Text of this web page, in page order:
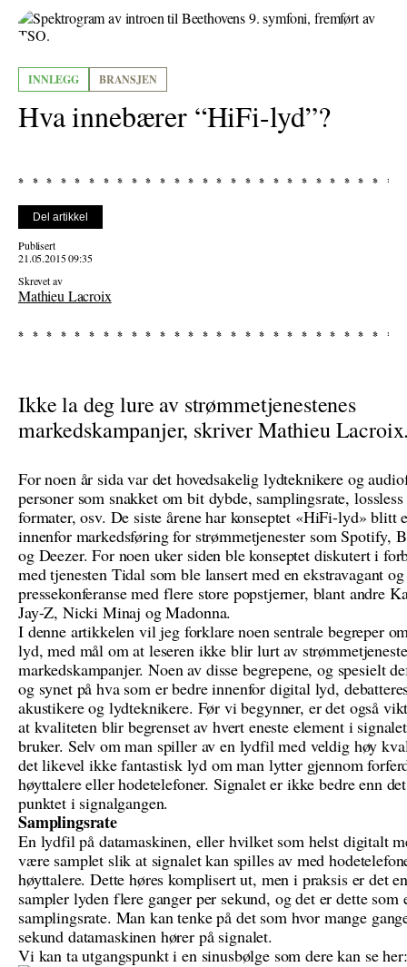
INNLEGG BRANSJEN
Hva innebærer “HiFi-lyd”?
Del artikkel
Publisert
21.05.2015 09:35
Skrevet av
Mathieu Lacroix
Ikke la deg lure av strømmetjenestenes
markedskampanjer, skriver Mathieu
For noen år sida var det hovedsakelig lydteknikere og
personer som snakket om bit dybde, samplingsrate,
formater, osv. De siste årene har konseptet «HiFi-lyd» blitt
innenfor markedsføring for strømmetjenester som Spotify,
og Deezer. For noen uker siden ble konseptet diskutert i
med tjenesten Tidal som ble lansert med en ekstravagant
pressekonferanse med flere store popstjerner, blant andre
Jay-Z, Nicki Minaj og Madonna.
I denne artikkelen vil jeg forklare noen sentrale begreper
lyd, med mål om at leseren ikke blir lurt av
markedskampanjer. Noen av disse begrepene, og spesielt
og synet på hva som er bedre innenfor digital lyd,
akustikere og lydteknikere. Før vi begynner, er det også
at kvaliteten blir begrenset av hvert eneste element i
bruker. Selv om man spiller av en lydfil med veldig høy
det likevel ikke fantastisk lyd om man lytter gjennom
høyttalere eller hodetelefoner. Signalet er ikke bedre enn
punktet i signalgangen.
Samplingsrate
En lydfil på datamaskinen, eller hvilket som helst digitalt
være samplet slik at signalet kan spilles av med
høyttalere. Dette høres komplisert ut, men i praksis er det
sampler lyden flere ganger per sekund, og det er dette som
samplingsrate. Man kan tenke på det som hvor mange
sekund datamaskinen hører på signalet.
Vi kan ta utgangspunkt i en sinusbølge som dere kan se her: